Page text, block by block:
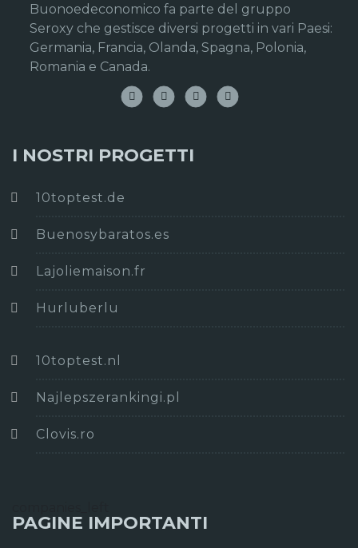
Buonoedeconomico fa parte del gruppo
Seroxy che gestisce diversi progetti in vari Paesi:
Germania, Francia, Olanda, Spagna, Polonia,
Romania e Canada.
I NOSTRI PROGETTI
10toptest.de
Buenosybaratos.es
Lajoliemaison.fr
Hurluberlu
10toptest.nl
Najlepszerankingi.pl
Clovis.ro
PAGINE IMPORTANTI